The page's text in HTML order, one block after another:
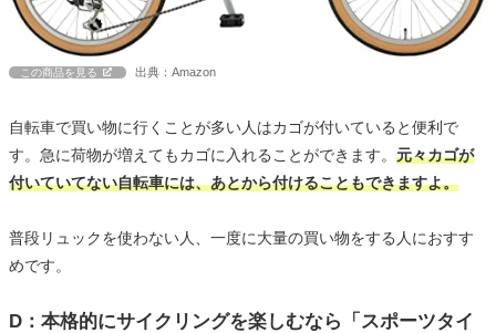
この商品を見る 出典：Amazon
自転車で買い物に行くことが多い人はカゴが付いていると便利で
す。急に荷物が増えてもカゴに入れることができます。 元々カゴが
付いていてない自転車には、あとから付けることもできますよ。
普段リュックを使わない人、一度に大量の買い物をする人におすす
めです。
D：本格的にサイクリングを楽しむなら「スポーツタイ